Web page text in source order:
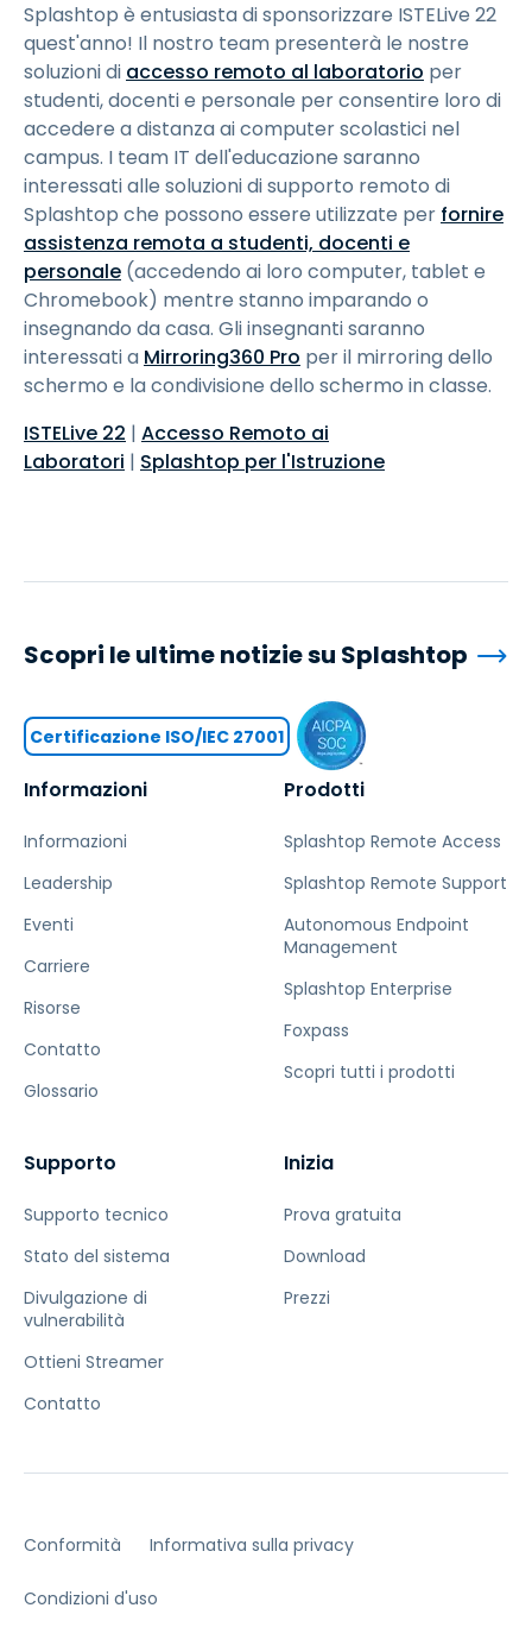
Splashtop è entusiasta di sponsorizzare ISTELive 22
quest'anno! Il nostro team presenterà le nostre
soluzioni di accesso remoto al laboratorio per
studenti, docenti e personale per consentire loro di
accedere a distanza ai computer scolastici nel
campus. I team IT dell'educazione saranno
interessati alle soluzioni di supporto remoto di
Splashtop che possono essere utilizzate per fornire
assistenza remota a studenti, docenti e
personale (accedendo ai loro computer, tablet e
Chromebook) mentre stanno imparando o
insegnando da casa. Gli insegnanti saranno
interessati a Mirroring360 Pro per il mirroring dello
schermo e la condivisione dello schermo in classe.
ISTELive 22 | Accesso Remoto ai
Laboratori | Splashtop per l'Istruzione
Informazioni
Informazioni
Leadership
Eventi
Carriere
Risorse
Contatto
Glossario
Prodotti
Splashtop Remote Access
Splashtop Remote Support
Autonomous Endpoint
Management
Splashtop Enterprise
Foxpass
Scopri tutti i prodotti
Supporto
Supporto tecnico
Stato del sistema
Divulgazione di
vulnerabilità
Ottieni Streamer
Contatto
Inizia
Prova gratuita
Download
Prezzi
Scopri le ultime notizie su Splashtop
Certificazione ISO/IEC 27001
Conformità Informativa sulla privacy
Condizioni d'uso